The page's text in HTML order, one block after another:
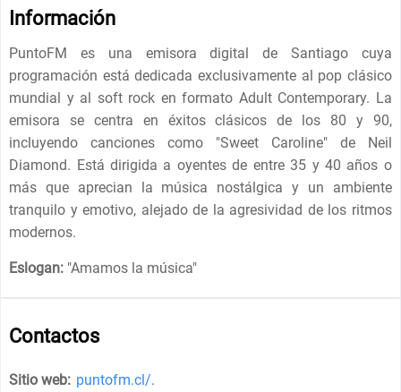
Información
PuntoFM es una emisora ​​digital de Santiago cuya
programación está dedicada exclusivamente al pop clásico
mundial y al soft rock en formato Adult Contemporary. La
emisora ​​se centra en éxitos clásicos de los 80 y 90,
incluyendo canciones como "Sweet Caroline" de Neil
Diamond. Está dirigida a oyentes de entre 35 y 40 años o
más que aprecian la música nostálgica y un ambiente
tranquilo y emotivo, alejado de la agresividad de los ritmos
modernos.
Eslogan: "Amamos la música"
Contactos
Sitio web: puntofm.cl/.